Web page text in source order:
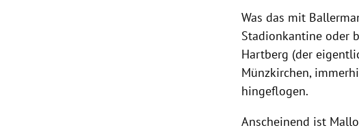
Was das mit
Stadionkantine oder
Hartberg (der
Münzkirchen,
hingeflogen.
Anscheinend ist